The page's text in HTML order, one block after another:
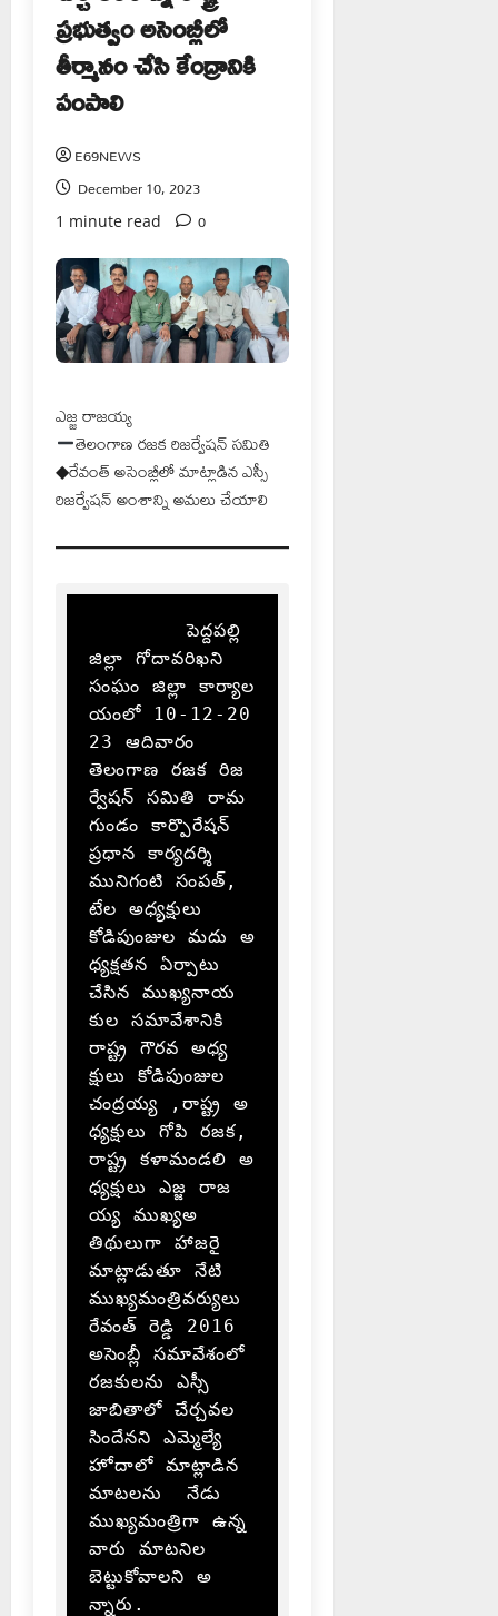
ప్రభుత్వం అసెంబ్లీలో
తీర్మానం చేసి కేంద్రానికి
పంపాలి
E69NEWS
December 10, 2023
1 minute read 0
ఎజ్జ రాజయ్య
తెలంగాణ రజక రిజర్వేషన్ సమితి
◆రేవంత్ అసెంబ్లీలో మాట్లాడిన ఎస్సీ
రిజర్వేషన్ అంశాన్ని అమలు చేయాలి
        పెద్దపల్లి
జిల్లా గోదావరిఖని
సంఘం జిల్లా కార్యాల
యంలో 10-12-20
23 ఆదివారం
తెలంగాణ రజక రిజ
ర్వేషన్ సమితి రామ
గుండం కార్పొరేషన్
ప్రధాన కార్యదర్శి
మునిగంటి సంపత్,
టేల అధ్యక్షులు
కోడిపుంజుల మదు అ
ధ్యక్షతన ఏర్పాటు
చేసిన ముఖ్యనాయ
కుల సమావేశానికి
రాష్ట్ర గౌరవ అధ్య
క్షులు కోడిపుంజుల
చంద్రయ్య ,రాష్ట్ర అ
ధ్యక్షులు గోపి రజక,
రాష్ట్ర కళామండలి అ
ధ్యక్షులు ఎజ్జ రాజ
య్య ముఖ్యఅ
తిథులుగా హాజరై
మాట్లాడుతూ నేటి
ముఖ్యమంత్రివర్యులు
రేవంత్ రెడ్డి 2016
అసెంబ్లీ సమావేశంలో
రజకులను ఎస్సీ
జాబితాలో చేర్చవల
సిందేనని ఎమ్మెల్యే
హోదాలో మాట్లాడిన
మాటలను  నేడు
ముఖ్యమంత్రిగా ఉన్న
వారు మాటనిల
బెట్టుకోవాలని అ
న్నారు.